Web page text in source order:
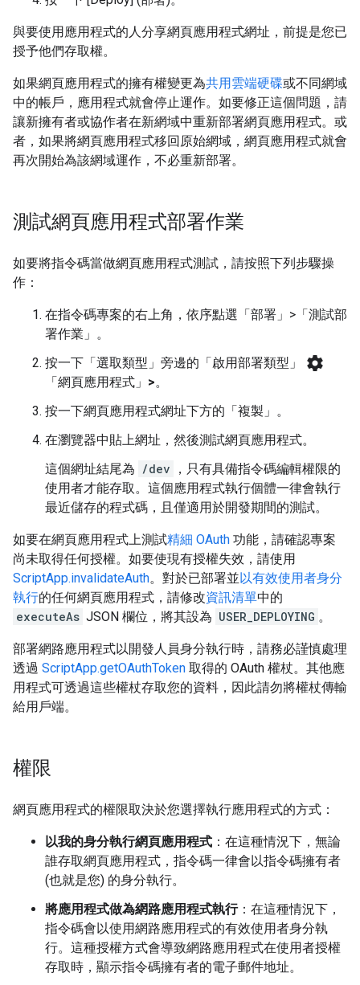
與要使用應用程式的人分享網頁應用程式網址，前提是您已
授予他們存取權。
如果網頁應用程式的擁有權變更為共用雲端硬碟或不同網域
中的帳戶，應用程式就會停止運作。如要修正這個問題，請
讓新擁有者或協作者在新網域中重新部署網頁應用程式。或
者，如果將網頁應用程式移回原始網域，網頁應用程式就會
再次開始為該網域運作，不必重新部署。
測試網頁應用程式部署作業
如要將指令碼當做網頁應用程式測試，請按照下列步驟操
作：
在指令碼專案的右上角，依序點選「部署」>「測試部
署作業」 。
按一下「選取類型」旁邊的「啟用部署類型」
settings
「網頁應用程式」 >。
按一下網頁應用程式網址下方的「複製」 。
在瀏覽器中貼上網址，然後測試網頁應用程式。
這個網址結尾為 /dev
，只有具備指令碼編輯權限的
使用者才能存取。這個應用程式執行個體一律會執行
最近儲存的程式碼，且僅適用於開發期間的測試。
如要在網頁應用程式上測試精細 OAuth 功能，請確認專案
尚未取得任何授權。如要使現有授權失效，請使用
ScriptApp.invalidateAuth。對於已部署並以有效使用者身分
執行的任何網頁應用程式，請修改資訊清單中的
executeAs JSON 欄位，將其設為 USER_DEPLOYING 。
部署網路應用程式以開發人員身分執行時，請務必謹慎處理
透過 ScriptApp.getOAuthToken 取得的 OAuth 權杖。其他應
用程式可透過這些權杖存取您的資料，因此請勿將權杖傳輸
給用戶端。
權限
網頁應用程式的權限取決於您選擇執行應用程式的方式：
以我的身分執行網頁應用程式 ：在這種情況下，無論
誰存取網頁應用程式，指令碼一律會以指令碼擁有者
(也就是您) 的身分執行。
將應用程式做為網路應用程式執行：在這種情況下，
指令碼會以使用網路應用程式的有效使用者身分執
行。這種授權方式會導致網路應用程式在使用者授權
存取時，顯示指令碼擁有者的電子郵件地址。